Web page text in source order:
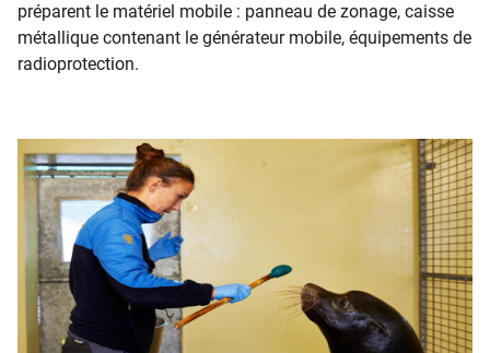
préparent le matériel mobile : panneau de zonage, caisse
métallique contenant le générateur mobile, équipements de
radioprotection.